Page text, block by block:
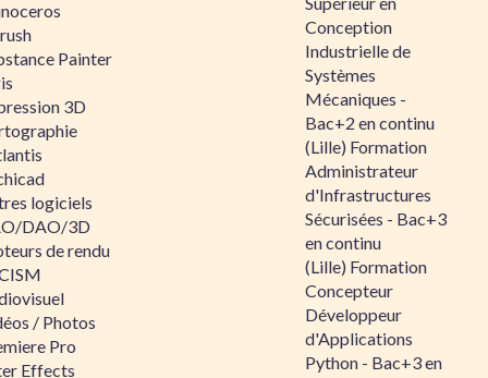
Painter
3D
logiciels
DAO/3D
de rendu
/ Photos
Pro
Effects
Conception
Industrielle de
Systèmes
Mécaniques -
Bac+2 en continu
(Lille) Formation
Administrateur
d'Infrastructures
Sécurisées - Bac+3
en continu
(Lille) Formation
Concepteur
Développeur
d'Applications
Python - Bac+3 en